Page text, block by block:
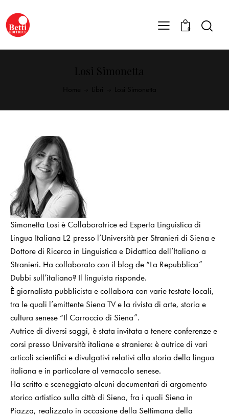
0
Simonetta Losi è Collaboratrice ed Esperta Linguistica di
Lingua Italiana L2 presso l’Università per Stranieri di Siena e
Dottore di Ricerca in Linguistica e Didattica dell’Italiano a
Stranieri. Ha collaborato con il blog de “La Repubblica”
Dubbi sull’italiano? Il linguista risponde.
È giornalista pubblicista e collabora con varie testate locali,
tra le quali l’emittente Siena TV e la rivista di arte, storia e
cultura senese “Il Carroccio di Siena”.
Autrice di diversi saggi, è stata invitata a tenere conferenze e
corsi presso Università italiane e straniere: è autrice di vari
articoli scientifici e divulgativi relativi alla storia della lingua
italiana e in particolare al vernacolo senese.
Ha scritto e sceneggiato alcuni documentari di argomento
storico artistico sulla città di Siena, fra i quali Siena in
Piazza, realizzato in occasione della Settimana della